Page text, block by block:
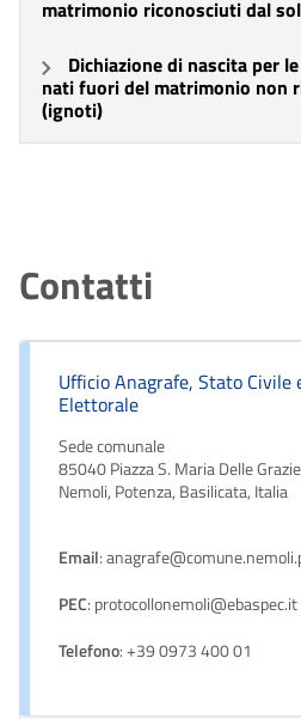
matrimonio riconosciuti dal
Dichiazione di nascita per
nati fuori del matrimonio non
(ignoti)
Contatti
Ufficio Anagrafe, Stato Civile
Elettorale
Sede comunale
85040 Piazza S. Maria Delle
Nemoli, Potenza, Basilicata, Italia
Email:
PEC: protocollonemoli@ebaspec.it
Telefono: +39 0973 400 01